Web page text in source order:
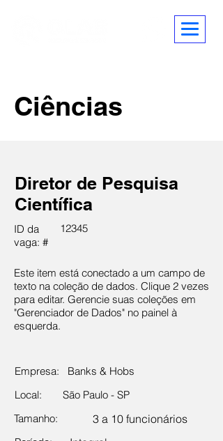
Ciências
Diretor de Pesquisa
Científica
ID da
vaga: #
12345
Este item está conectado a um campo de
texto na coleção de dados. Clique 2 vezes
para editar. Gerencie suas coleções em
"Gerenciador de Dados" no painel à
esquerda.
Empresa:
Banks & Hobs
Local:
São Paulo - SP
Tamanho:
3 a 10 funcionários